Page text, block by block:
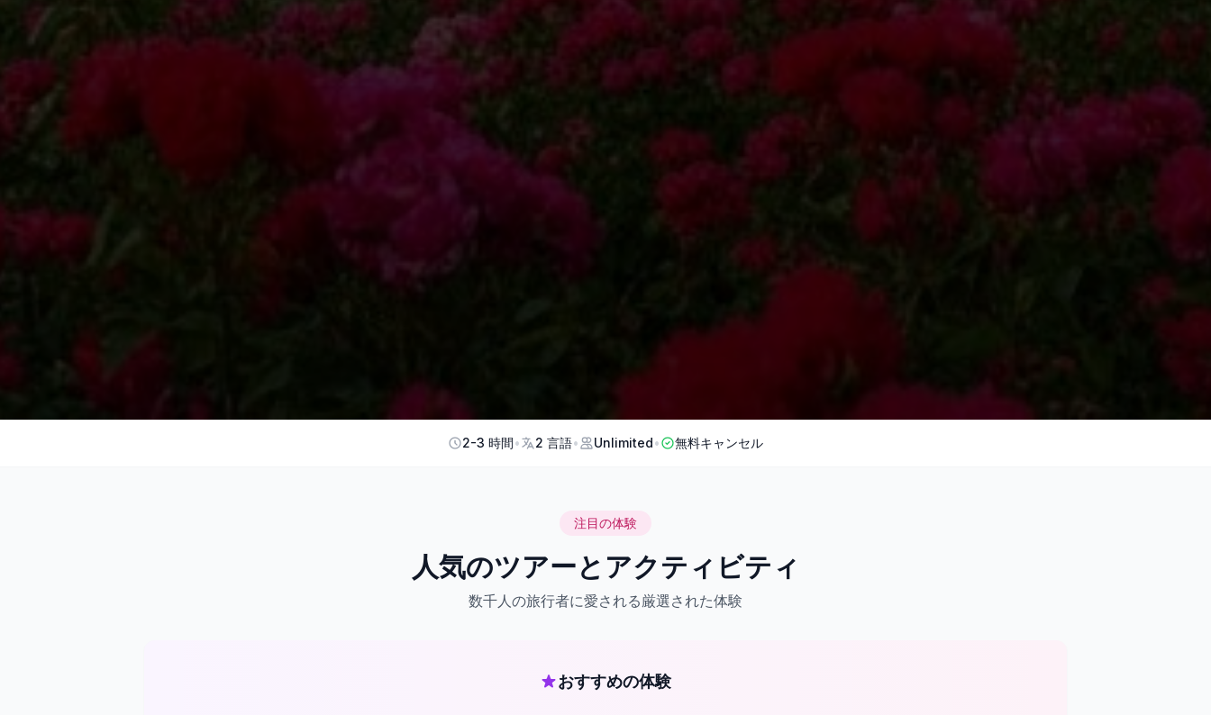
2-3 時間• 2 言語• Unlimited• 無料キャンセル
注目の体験
人気のツアーとアクティビティ
数千人の旅行者に愛される厳選された体験
おすすめの体験